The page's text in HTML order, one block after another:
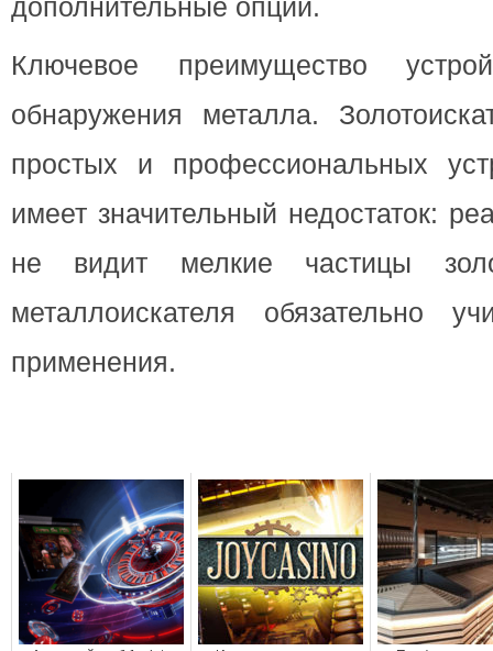
дополнительные опции.
Ключевое преимущество
обнаружения металла.
простых и профессиональных
имеет значительный недостаток:
не видит мелкие частицы
металлоискателя обязательно
применения.